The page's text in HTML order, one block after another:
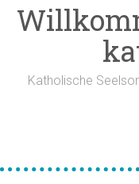
Katholische